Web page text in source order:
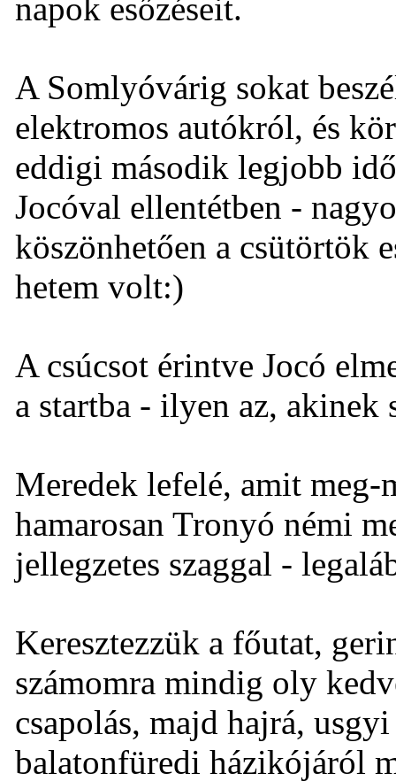
napok esőzéseit.
A Somlyóvárig sokat
elektromos autókról, és
eddigi második legjobb
Jocóval ellentétben -
köszönhetően a csütörtök
hetem volt:)
A csúcsot érintve Jocó
a startba - ilyen az,
Meredek lefelé, amit meg-
hamarosan Tronyó némi
jellegzetes szaggal -
Keresztezzük a főutat,
számomra mindig oly
csapolás, majd hajrá,
balatonfüredi házikójáról